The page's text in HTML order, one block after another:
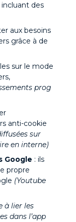
des
aux besoins
grâce à de
sur le mode
prog
anti-cookie
sur
en interne)
Google : ils
propre
(Youtube
à lier les
dans l’app